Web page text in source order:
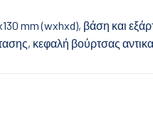
mm (wxhxd), βάση και
κεφαλή βούρτσας